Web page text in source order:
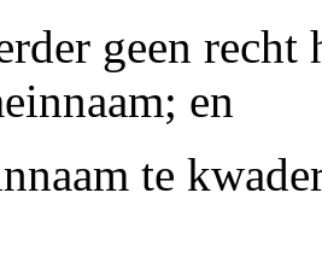
geen
en
te